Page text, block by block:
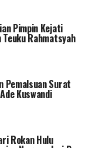
Pimpin Kejati
Rahmatsyah
Pemalsuan Surat
Kuswandi
Rokan Hulu